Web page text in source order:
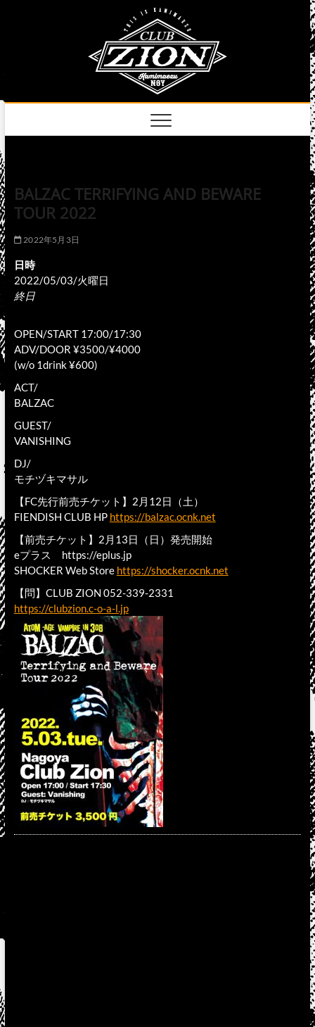
BALZAC TERRIFYING AND BEWARE
TOUR 2022
2022年5月3日
日時
2022/05/03/火曜日
終日
OPEN/START 17:00/17:30
ADV/DOOR ¥3500/¥4000
(w/o 1drink ¥600)
ACT/
BALZAC
GUEST/
VANISHING
DJ/
モチヅキマサル
【FC先行前売チケット】2月12日（土）
FIENDISH CLUB HP https://balzac.ocnk.net
【前売チケット】2月13日（日）発売開始
eプラス https://eplus.jp
SHOCKER Web Store https://shocker.ocnk.net
【問】CLUB ZION 052-339-2331
https://clubzion.c-o-a-l.jp